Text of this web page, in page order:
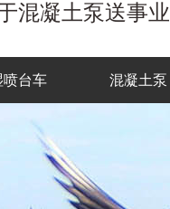
混凝土泵送事业
喷台车 混凝土泵